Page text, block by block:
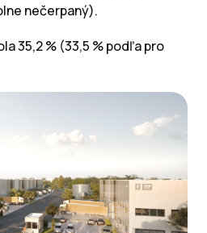
nečerpaný).
35,2 % (33,5 % podľa pro